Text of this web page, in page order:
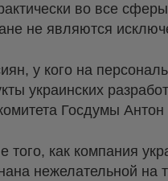
во все
не являются
у кого на
украинских
Госдумы
того, как компания
нежелательной на